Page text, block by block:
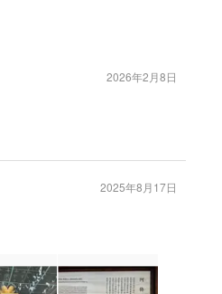
2026年2月8日
2025年8月17日